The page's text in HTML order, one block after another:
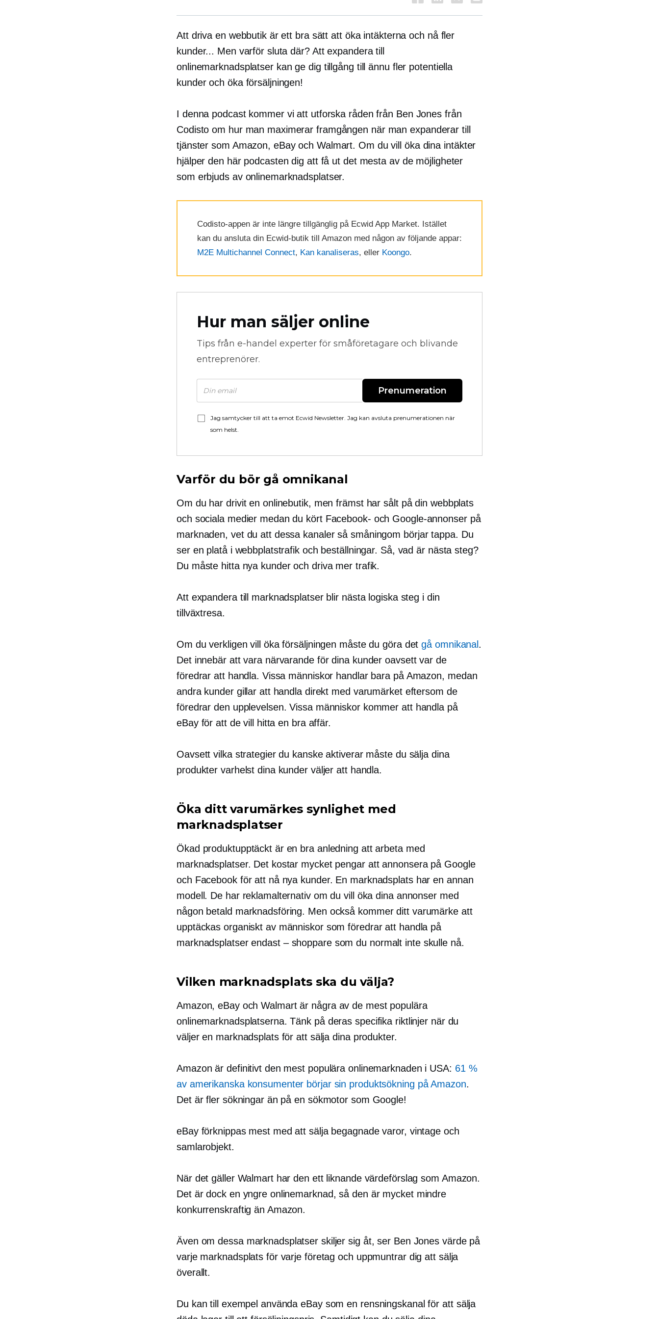
Att driva en webbutik är ett bra sätt att öka intäkterna och nå fler
kunder... Men varför sluta där? Att expandera till
onlinemarknadsplatser kan ge dig tillgång till ännu fler potentiella
kunder och öka försäljningen!
I denna podcast kommer vi att utforska råden från Ben Jones från
Codisto om hur man maximerar framgången när man expanderar till
tjänster som Amazon, eBay och Walmart. Om du vill öka dina intäkter
hjälper den här podcasten dig att få ut det mesta av de möjligheter
som erbjuds av onlinemarknadsplatser.
Codisto-appen är inte längre tillgänglig på Ecwid App Market. Istället
kan du ansluta din Ecwid-butik till Amazon med någon av följande appar:
M2E Multichannel Connect, Kan kanaliseras, eller Koongo.
Hur man säljer online
Tips från e-handel experter för småföretagare och blivande
entreprenörer.
Prenumeration
Jag samtycker till att ta emot Ecwid Newsletter. Jag kan avsluta prenumerationen när
som helst.
Varför du bör gå omnikanal
Om du har drivit en onlinebutik, men främst har sålt på din webbplats
och sociala medier medan du kört Facebook- och Google-annonser på
marknaden, vet du att dessa kanaler så småningom börjar tappa. Du
ser en platå i webbplatstrafik och beställningar. Så, vad är nästa steg?
Du måste hitta nya kunder och driva mer trafik.
Att expandera till marknadsplatser blir nästa logiska steg i din
tillväxtresa.
Om du verkligen vill öka försäljningen måste du göra detgå omnikanal.
Det innebär att vara närvarande för dina kunder oavsett var de
föredrar att handla. Vissa människor handlar bara på Amazon, medan
andra kunder gillar att handla direkt med varumärket eftersom de
föredrar den upplevelsen. Vissa människor kommer att handla på
eBay för att de vill hitta en bra affär.
Oavsett vilka strategier du kanske aktiverar måste du sälja dina
produkter varhelst dina kunder väljer att handla.
Öka ditt varumärkes synlighet med
marknadsplatser
Ökad produktupptäckt är en bra anledning att arbeta med
marknadsplatser. Det kostar mycket pengar att annonsera på Google
och Facebook för att nå nya kunder. En marknadsplats har en annan
modell. De har reklamalternativ om du vill öka dina annonser med
någon betald marknadsföring. Men också kommer ditt varumärke att
upptäckas organiskt av människor som föredrar att handla på
marknadsplatserendast – shopparesom du normalt inte skulle nå.
Vilken marknadsplats ska du välja?
Amazon, eBay och Walmart är några av de mest populära
onlinemarknadsplatserna. Tänk på deras specifika riktlinjer när du
väljer en marknadsplats för att sälja dina produkter.
Amazon är definitivt den mest populära onlinemarknaden i USA: 61 %
av amerikanska konsumenter börjar sin produktsökning på Amazon.
Det är fler sökningar än på en sökmotor som Google!
eBay förknippas mest med att sälja begagnade varor, vintage och
samlarobjekt.
När det gäller Walmart har den ett liknande värdeförslag som Amazon.
Det är dock en yngre onlinemarknad, så den är mycket mindre
konkurrenskraftig än Amazon.
Även om dessa marknadsplatser skiljer sig åt, ser Ben Jones värde på
varje marknadsplats för varje företag och uppmuntrar dig att sälja
överallt.
Du kan till exempel använda eBay som en rensningskanal för att sälja